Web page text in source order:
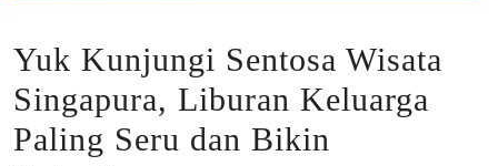
Yuk Kunjungi Sentosa Wisata
Singapura, Liburan Keluarga
Paling Seru dan Bikin